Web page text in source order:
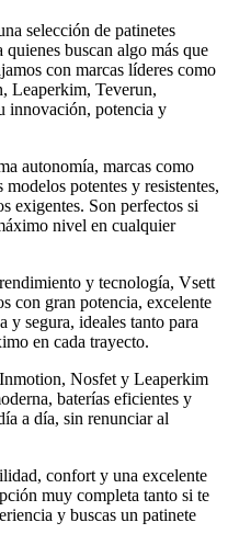
selección de patinetes
quienes buscan algo más que
con marcas líderes como
Leaperkim, Teverun,
innovación, potencia y
autonomía, marcas como
potentes y resistentes,
exigentes. Son perfectos si
nivel en cualquier
y tecnología, Vsett
con gran potencia, excelente
y segura, ideales tanto para
en cada trayecto.
Nosfet y Leaperkim
baterías eficientes y
a día, sin renunciar al
confort y una excelente
muy completa tanto si te
y buscas un patinete